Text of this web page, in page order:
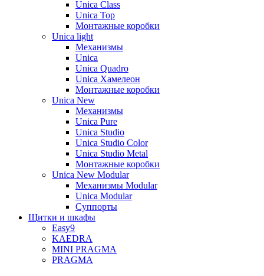
Unica Class
Unica Top
Монтажные коробки
Unica light
Механизмы
Unica
Unica Quadro
Unica Хамелеон
Монтажные коробки
Unica New
Механизмы
Unica Pure
Unica Studio
Unica Studio Color
Unica Studio Metal
Монтажные коробки
Unica New Modular
Механизмы Modular
Unica Modular
Суппорты
Щитки и шкафы
Easy9
KAEDRA
MINI PRAGMA
PRAGMA